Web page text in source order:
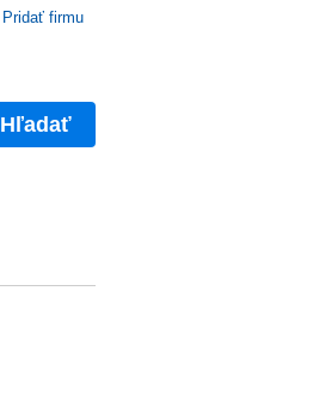
Pridať firmu
Hľadať